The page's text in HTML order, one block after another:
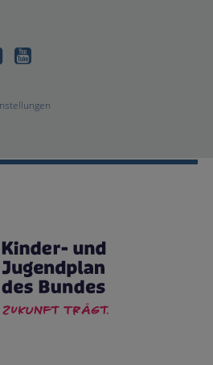
FacebookYoutube